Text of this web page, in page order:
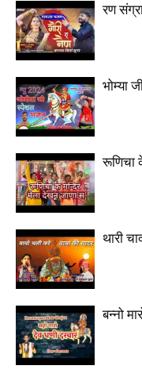
रण
भोम्या
रूणिचा
थारी
बन्नो